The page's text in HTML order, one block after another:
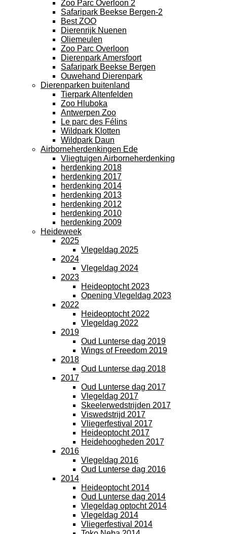
Zoo Parc Overloon 2
Safaripark Beekse Bergen-2
Best ZOO
Dierenrijk Nuenen
Oliemeulen
Zoo Parc Overloon
Dierenpark Amersfoort
Safaripark Beekse Bergen
Ouwehand Dierenpark
Dierenparken buitenland
Tierpark Altenfelden
Zoo Hluboka
Antwerpen Zoo
Le parc des Félins
Wildpark Klotten
Wildpark Daun
Airborneherdenkingen Ede
Vliegtuigen Airborneherdenking
herdenking 2018
herdenking 2017
herdenking 2014
herdenking 2013
herdenking 2012
herdenking 2010
herdenking 2009
Heideweek
2025
Vlegeldag 2025
2024
Vlegeldag 2024
2023
Heideoptocht 2023
Opening Vlegeldag 2023
2022
Heideoptocht 2022
Vlegeldag 2022
2019
Oud Lunterse dag 2019
Wings of Freedom 2019
2018
Oud Lunterse dag 2018
2017
Oud Lunterse dag 2017
Vlegeldag 2017
Skeelerwedstrijden 2017
Viswedstrijd 2017
Vliegerfestival 2017
Heideoptocht 2017
Heidehoogheden 2017
2016
Vlegeldag 2016
Oud Lunterse dag 2016
2014
Heideoptocht 2014
Oud Lunterse dag 2014
Vlegeldag optocht 2014
Vlegeldag 2014
Vliegerfestival 2014